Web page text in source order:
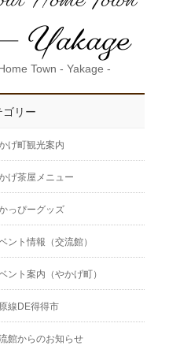
Town - Yakage -
ゴリー
げ町観光案内
げ茶屋メニュー
っぴーグッズ
ント情報（交流館）
ント案内（やかげ町）
線DE得得市
館からのお知らせ